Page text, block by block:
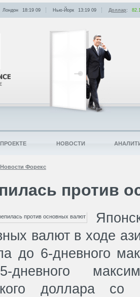
Новости Форекс
против
валют в ходе
до 6-дневного
доллара со
Лондон 18:19 09 Нью-Йорк 13:19 09 Доллар:
НОВОСТИ